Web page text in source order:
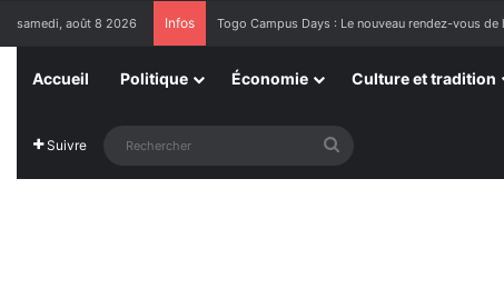
samedi, août 8 2026 Infos 1ère Édition des Grandes Retrouvailles des
Accueil Politique Économie Culture et tradition
Suivre